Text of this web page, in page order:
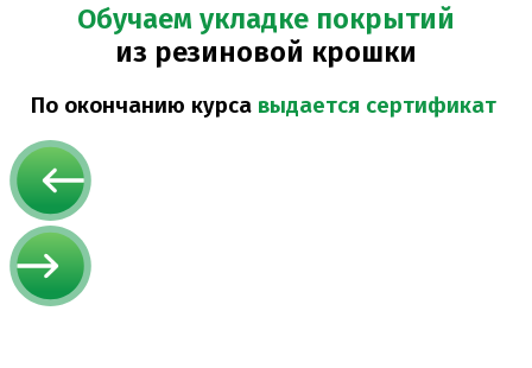
Обучаем укладке покрытий
из резиновой крошки
По окончанию курса выдается сертификат